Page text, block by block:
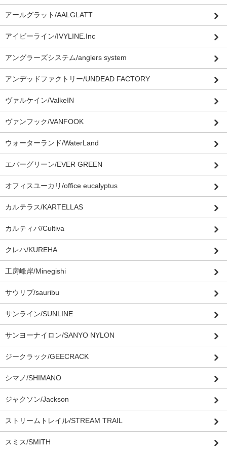
アールグラット/AALGLATT
アイビーライン/IVYLINE.Inc
アングラーズシステム/anglers system
アンデッドファクトリー/UNDEAD FACTORY
ヴァルケイン/ValkeIN
ヴァンフック/VANFOOK
ウォーターランド/WaterLand
エバーグリーン/EVER GREEN
オフィスユーカリ/office eucalyptus
カルテラス/KARTELLAS
カルティバ/Cultiva
クレハ/KUREHA
工房峰岸/Minegishi
サウリブ/sauribu
サンライン/SUNLINE
サンヨーナイロン/SANYO NYLON
ジークラック/GEECRACK
シマノ/SHIMANO
ジャクソン/Jackson
ストリームトレイル/STREAM TRAIL
スミス/SMITH